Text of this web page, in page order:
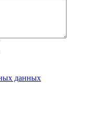
данных